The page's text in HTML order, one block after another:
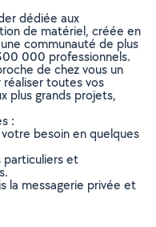
dédiée aux
de matériel, créée en
communauté de plus
000 professionnels.
de chez vous un
réaliser toutes vos
plus grands projets,
:
besoin en quelques
particuliers et
la messagerie privée et